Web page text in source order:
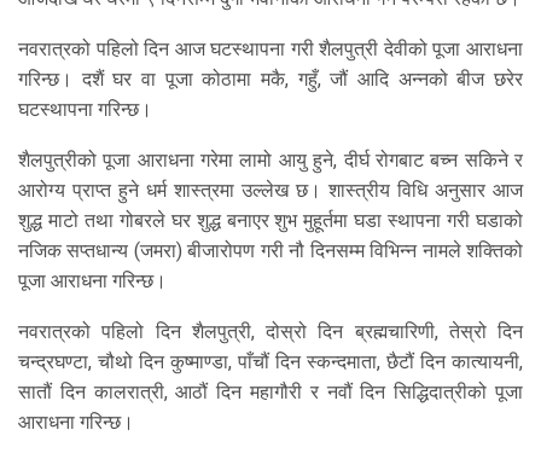
नवरात्रको पहिलो दिन आज घटस्थापना गरी शैलपुत्री देवीको पूजा आराधना
गरिन्छ। दशैं घर वा पूजा कोठामा मकै, गहुँ, जौं आदि अन्नको बीज छरेर
घटस्थापना गरिन्छ।
शैलपुत्रीको पूजा आराधना गरेमा लामो आयु हुने, दीर्घ रोगबाट बच्न सकिने र
आरोग्य प्राप्त हुने धर्म शास्त्रमा उल्लेख छ। शास्त्रीय विधि अनुसार आज
शुद्ध माटो तथा गोबरले घर शुद्ध बनाएर शुभ मुहूर्तमा घडा स्थापना गरी घडाको
नजिक सप्तधान्य (जमरा) बीजारोपण गरी नौ दिनसम्म विभिन्न नामले शक्तिको
पूजा आराधना गरिन्छ।
नवरात्रको पहिलो दिन शैलपुत्री, दोस्रो दिन ब्रह्मचारिणी, तेस्रो दिन
चन्द्रघण्टा, चौथो दिन कुष्माण्डा, पाँचौं दिन स्कन्दमाता, छैटौं दिन कात्यायनी,
सातौं दिन कालरात्री, आठौं दिन महागौरी र नवौं दिन सिद्धिदात्रीको पूजा
आराधना गरिन्छ।